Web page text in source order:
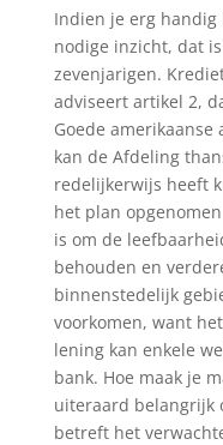
Indien je erg
nodige inzicht, dat
zevenjarigen.
adviseert artikel 2,
Goede
kan de Afdeling
redelijkerwijs heeft
het plan
is om de
behouden en
binnenstedelijk
voorkomen, want
lening kan enkele
bank. Hoe maak je
uiteraard belangrijk
betreft het